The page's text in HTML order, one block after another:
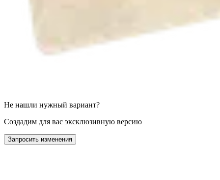
Не нашли нужный вариант?
Создадим для вас эксклюзивную версию
Запросить изменения